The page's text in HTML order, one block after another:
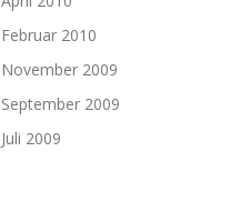
Februar 2010
November 2009
September 2009
Juli 2009